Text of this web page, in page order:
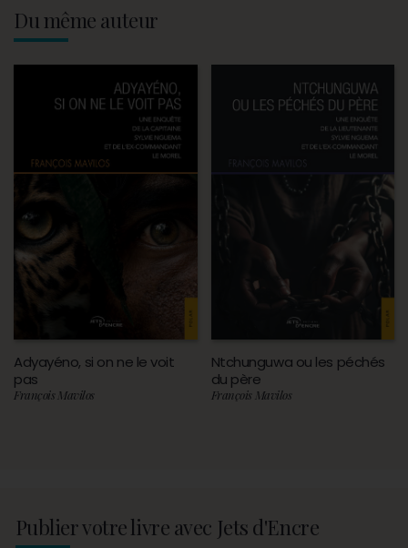
Du même auteur
Adyayéno, si on ne le voit
pas
François Mavilos
Ntchunguwa ou les péchés
du père
François Mavilos
Publier votre livre avec Jets d'Encre